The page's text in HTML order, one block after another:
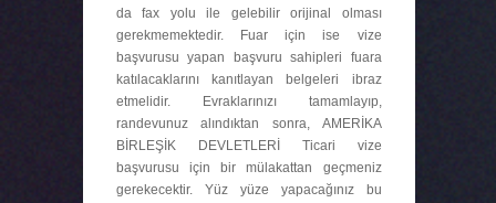
da fax yolu ile gelebilir orijinal olması
gerekmemektedir. Fuar için ise vize
başvurusu yapan başvuru sahipleri fuara
katılacaklarını kanıtlayan belgeleri ibraz
etmelidir. Evraklarınızı tamamlayıp,
randevunuz alındıktan sonra, AMERİKA
BİRLEŞİK DEVLETLERİ Ticari vize
başvurusu için bir mülakattan geçmeniz
gerekecektir. Yüz yüze yapacağınız bu